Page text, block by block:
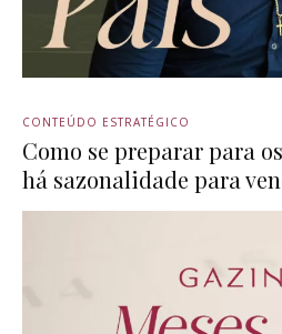
CONTEÚDO ESTRATÉGICO
Como se preparar para
há sazonalidade para